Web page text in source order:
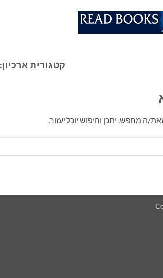
קטגורית ארכיון:
ה מחפש. יתכן וחיפוש יוכל יעזור.